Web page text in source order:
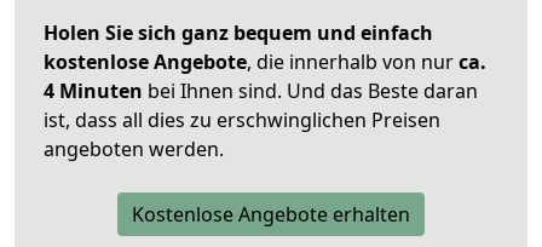
Holen Sie sich ganz bequem und einfach
kostenlose Angebote, die innerhalb von nurca.
4 Minuten bei Ihnen sind. Und das Beste daran
ist, dass all dies zu erschwinglichen Preisen
angeboten werden.
Kostenlose Angebote erhalten